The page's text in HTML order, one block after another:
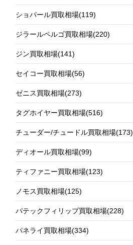
ショパール買取相場(119)
ジラールペルゴ買取相場(220)
ジン買取相場(141)
セイコー買取相場(56)
ゼニス買取相場(273)
タグホイヤー買取相場(516)
チューダー/チュードル買取相場(173)
ディオール買取相場(99)
ティファニー買取相場(123)
ノモス買取相場(125)
パテックフィリップ買取相場(228)
パネライ買取相場(334)